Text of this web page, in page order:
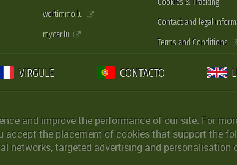
wortimmo.lu
mycar.lu
Cookies & Tracking
Contact and legal
Terms and Conditions
VIRGULE CONTACTO
and improve the performance of our site. For
accept the placement of cookies that support the
networks, targeted advertising and personalisation